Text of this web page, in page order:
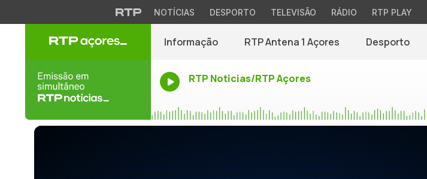
NOTÍCIAS DESPORTO TELEVISÃO RÁDIO RTP PLAY
Informação RTP Antena 1 Açores Desporto
RTP Noticias/RTP Açores